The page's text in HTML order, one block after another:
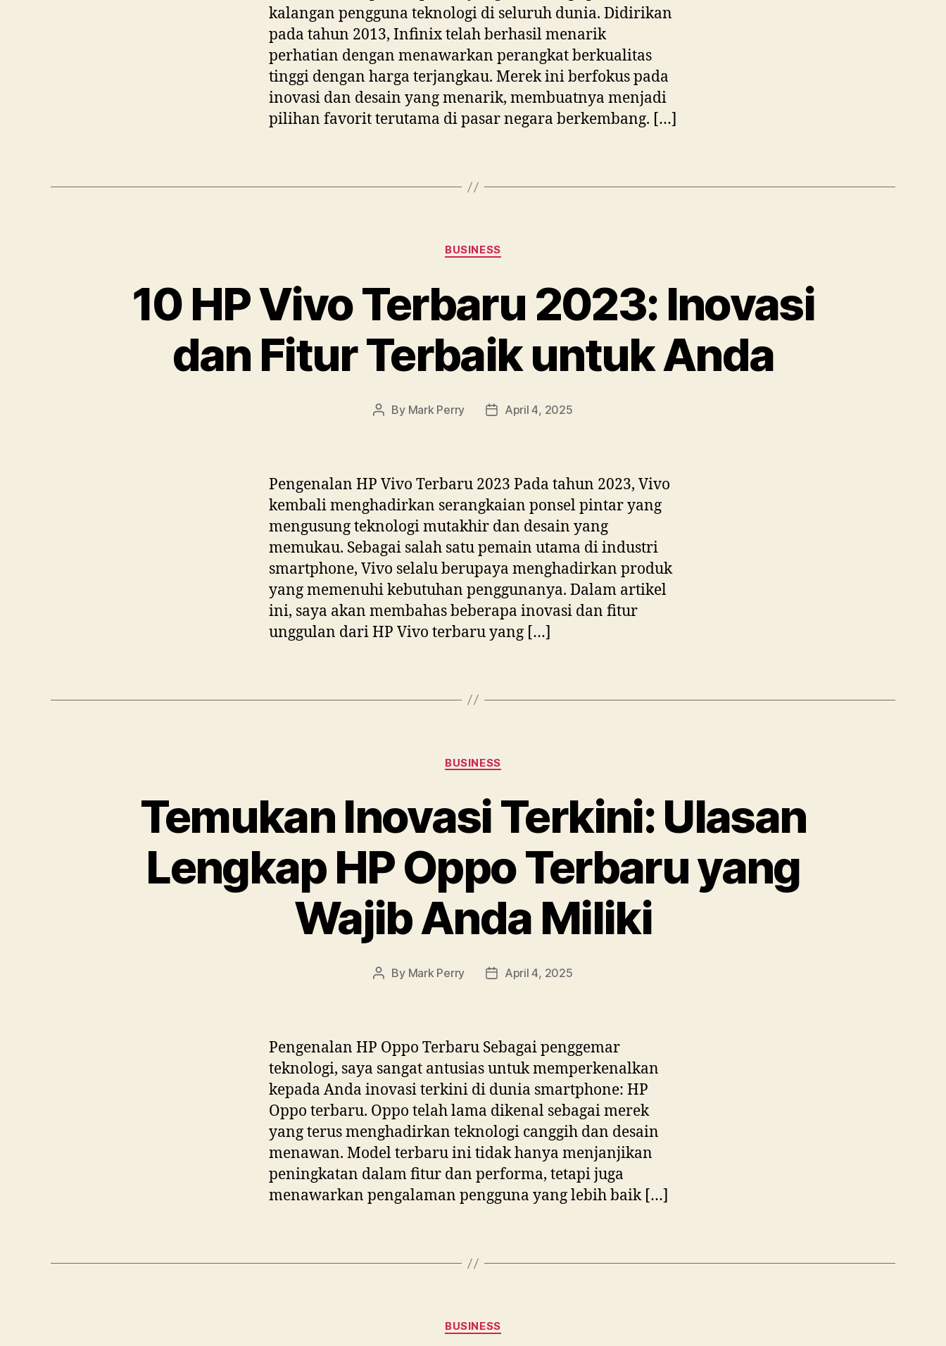
kalangan pengguna teknologi di seluruh dunia. Didirikan
pada tahun 2013, Infinix telah berhasil menarik
perhatian dengan menawarkan perangkat berkualitas
tinggi dengan harga terjangkau. Merek ini berfokus pada
inovasi dan desain yang menarik, membuatnya menjadi
pilihan favorit terutama di pasar negara berkembang. […]
Categories
BUSINESS
10 HP Vivo Terbaru 2023: Inovasi
dan Fitur Terbaik untuk Anda
Post
By Mark Perry
PostApril 4, 2025
Pengenalan HP Vivo Terbaru 2023 Pada tahun 2023, Vivo
kembali menghadirkan serangkaian ponsel pintar yang
mengusung teknologi mutakhir dan desain yang
memukau. Sebagai salah satu pemain utama di industri
smartphone, Vivo selalu berupaya menghadirkan produk
yang memenuhi kebutuhan penggunanya. Dalam artikel
ini, saya akan membahas beberapa inovasi dan fitur
unggulan dari HP Vivo terbaru yang […]
Categories
BUSINESS
Temukan Inovasi Terkini: Ulasan
Lengkap HP Oppo Terbaru yang
Wajib Anda Miliki
Post
By Mark Perry
PostApril 4, 2025
Pengenalan HP Oppo Terbaru Sebagai penggemar
teknologi, saya sangat antusias untuk memperkenalkan
kepada Anda inovasi terkini di dunia smartphone: HP
Oppo terbaru. Oppo telah lama dikenal sebagai merek
yang terus menghadirkan teknologi canggih dan desain
menawan. Model terbaru ini tidak hanya menjanjikan
peningkatan dalam fitur dan performa, tetapi juga
menawarkan pengalaman pengguna yang lebih baik […]
Categories
BUSINESS